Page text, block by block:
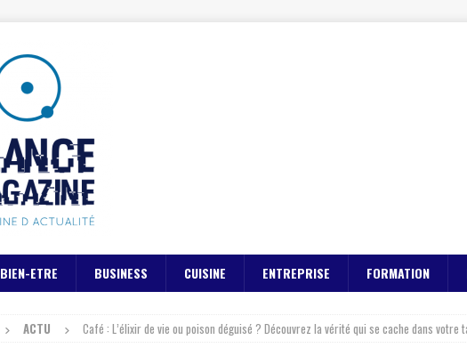
BIEN-ETRE BUSINESS CUISINE ENTREPRISE FORMATION
ACTU Café : L’élixir de vie ou poison déguisé ? Découvrez la vérité qui se cache dans votre